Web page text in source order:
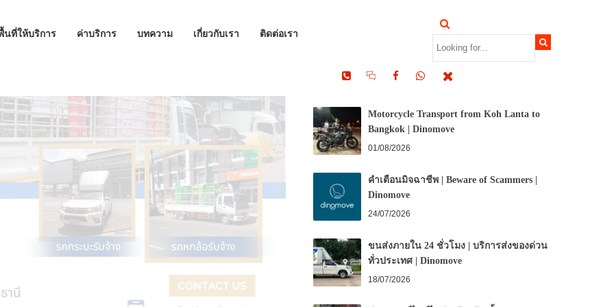
นที่ให้บริการ ค่าบริการ บทความ เกี่ยวกับเรา ติดต่อเรา
RECENT POSTS
Motorcycle Transport from Koh Lanta to
Bangkok | Dinomove
01/08/2026
คำเตือนมิจฉาชีพ | Beware of Scammers |
Dinomove
24/07/2026
ขนส่งภายใน 24 ชั่วโมง | บริการส่งของด่วน
ทั่วประเทศ | Dinomove
18/07/2026